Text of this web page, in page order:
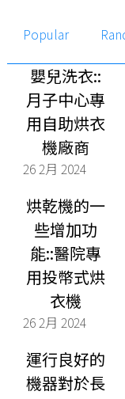
Popular
嬰兒洗衣::
月子中心專
用自助烘衣
機廠商
26 2月 2024
烘乾機的一
些增加功
能::醫院專
用投幣式烘
衣機
26 2月 2024
運行良好的
機器對於長